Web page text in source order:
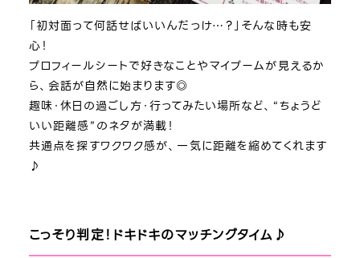
「初対面って何話せばいいんだっけ…？」そんな時も安
心！
プロフィールシートで好きなことやマイブームが見えるか
ら、会話が自然に始まります◎
趣味・休日の過ごし方・行ってみたい場所など、“ちょうど
いい距離感”のネタが満載！
共通点を探すワクワク感が、一気に距離を縮めてくれます
♪
こっそり判定！ドキドキのマッチングタイム♪